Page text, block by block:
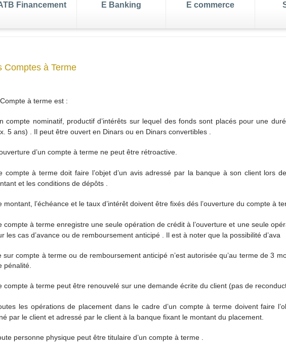
paiements
Financement E Banking E commerce
Comptes à Terme
à terme est :
compte nominatif, productif d’intérêts sur lequel des fonds sont placés pour une
5 ans) . Il peut être ouvert en Dinars ou en Dinars convertibles .
d’un compte à terme ne peut être rétroactive.
compte à terme doit faire l’objet d’un avis adressé par la banque à son client lors
et les conditions de dépôts .
montant, l’échéance et le taux d’intérêt doivent être fixés dés l’ouverture du compte à
compte à terme enregistre une seule opération de crédit à l’ouverture et une seule
les cas d’avance ou de remboursement anticipé . Il est à noter que la possibilité d’ava
sur compte à terme ou de remboursement anticipé n’est autorisée qu’au terme de 3
pénalité.
compte à terme peut être renouvelé sur une demande écrite du client (pas de
les opérations de placement dans le cadre d’un compte à terme doivent faire
par le client et adressé par le client à la banque fixant le montant du placement.
personne physique peut être titulaire d’un compte à terme .